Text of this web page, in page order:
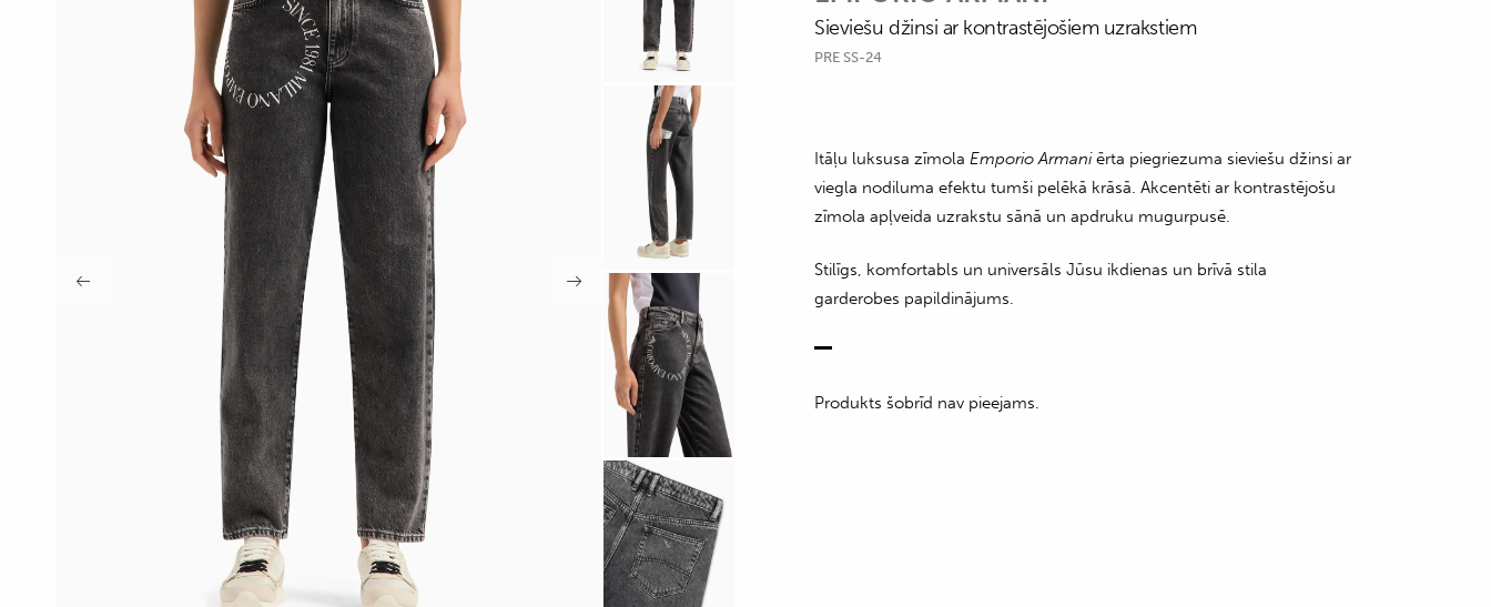
Sieviešu džinsi ar kontrastējošiem uzrakstiem
PRE SS-24
Itāļu luksusa zīmolaEmporio Armaniērta piegriezuma sieviešu džinsi ar
viegla nodiluma efektu tumši pelēkā krāsā. Akcentēti ar kontrastējošu
zīmola apļveida uzrakstu sānā un apdruku mugurpusē.
Stilīgs, komfortabls un universāls Jūsu ikdienas un brīvā stila
garderobes papildinājums.
Produkts šobrīd nav pieejams.